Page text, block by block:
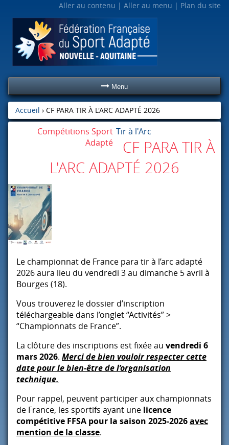
Aller au contenu Aller au menu Plan du site
Menu
Accueil ›CF PARA TIR À L'ARC ADAPTÉ 2026
Compétitions Sport
Adapté
Tir à l'Arc
CF PARA TIR À
L'ARC ADAPTÉ 2026
Le championnat de France para tir à l’arc adapté
2026 aura lieu du vendredi 3 au dimanche 5 avril à
Bourges (18).
Vous trouverez le dossier d’inscription
téléchargeable dans l’onglet “Activités” >
“Championnats de France”.
La clôture des inscriptions est fixée au vendredi 6
mars 2026. Merci de bien vouloir respecter cette
date pour le bien-être de l’organisation
technique.
Pour rappel, peuvent participer aux championnats
de France, les sportifs ayant une licence
compétitive FFSA pour la saison 2025-2026avec
mention de la classe.